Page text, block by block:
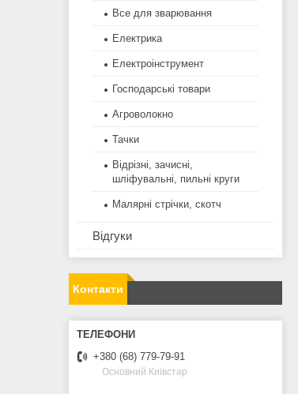
Все для зварювання
Електрика
Електроінструмент
Господарські товари
Агроволокно
Тачки
Відрізні, зачисні,
шліфувальні, пильні круги
Малярні стрічки, скотч
Відгуки
Контакти
+380 (68) 779-79-91
Основний Київстар